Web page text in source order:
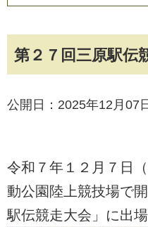
第２７回三原駅伝
公開日：2025年12月07
令和７年１２月７日
動公園陸上競技場で
駅伝競走大会」に出場